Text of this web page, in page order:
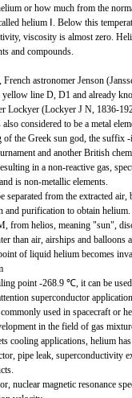
or how much from the
helium Ⅰ. Below this
viscosity is almost zero.
and compounds.
astronomer Jenson
yellow line D, D1 and already
Lockyer (Lockyer J N, 1836-
also considered to be a metal
of the Greek sun god, the suffix
and another British
in a non-reactive gas,
is non-metallic elements.
separated from the extracted
and purification to obtain helium.
from helios, meaning "sun",
than air, airships and balloons
of liquid helium becomes
point -268.9 ℃, it can be
superconductor
used in spacecraft or
in the field of gas
cooling applications, helium
pipe leak, superconductivity
nuclear magnetic resonance